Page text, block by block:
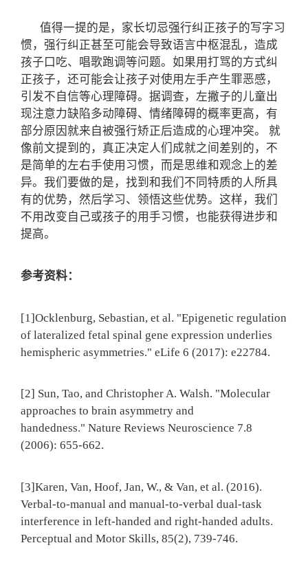
值得一提的是，家长切忌强行纠正孩子的写字习
惯，强行纠正甚至可能会导致语言中枢混乱，造成
孩子口吃、唱歌跑调等问题。如果用打骂的方式纠
正孩子，还可能会让孩子对使用左手产生罪恶感，
引发不自信等心理障碍。据调查，左撇子的儿童出
现注意力缺陷多动障碍、情绪障碍的概率更高，有
部分原因就来自被强行矫正后造成的心理冲突。
就
像前文提到的，真正决定人们成就之间差别的，不
是简单的左右手使用习惯，而是思维和观念上的差
异。我们要做的是，找到和我们不同特质的人所具
有的优势，然后学习、领悟这些优势。这样，我们
不用改变自己或孩子的用手习惯，也能获得进步和
提高。
参考资料：
[1]Ocklenburg, Sebastian, et al. "Epigenetic regulation
of lateralized fetal spinal gene expression underlies
hemispheric asymmetries." eLife 6 (2017): e22784.
[2] Sun, Tao, and Christopher A. Walsh. "Molecular
approaches to brain asymmetry and
handedness." Nature Reviews Neuroscience 7.8
(2006): 655-662.
[3]Karen, Van, Hoof, Jan, W., & Van, et al. (2016).
Verbal-to-manual and manual-to-verbal dual-task
interference in left-handed and right-handed adults.
Perceptual and Motor Skills, 85(2), 739-746.